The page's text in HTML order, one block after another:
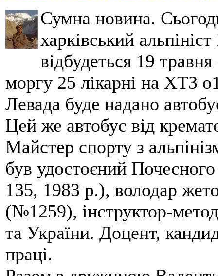
Сумна новина.
харківський
відбудеться 19
моргу 25 лікарні на ХТЗ
Левада буде надано
Цей же автобус від
Майстер спорту з
був удостоєний
135, 1983 р.), володар
(№1259), інструктор-
та України. Доцент,
праці.